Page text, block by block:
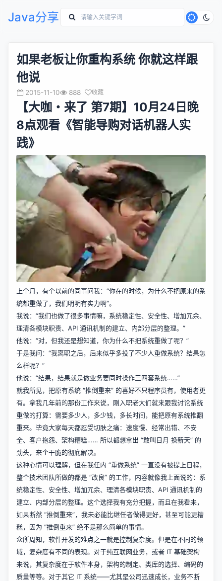
Java分享
如果老板让你重构系统 你就这样跟
他说
2015-11-10 888 收藏
【大咖・来了 第7期】10月24日晚
8点观看《智能导购对话机器人实
践》
上个月，有个以前的同事问我：“你在的时候，为什么不把原来的系
统都重做了，我们明明有实力啊”。
我说：“我们也做了很多事情嘛，系统稳定性、安全性、增加冗余、
理清各模块职责、API 通讯机制的建立、内部分层的整理。”
他说：“对，但我还是想知道，你为什么不把系统重做了呢？”
于是我问：“我离职之后，后来似乎多投了不少人重做系统？结果怎
么样呢？”
他说：“结果，结果就是做业务要同时操作三四套系统……”
就我所见，把原有系统 “推倒重来” 的喜好不只程序员有，使用者更
有。拿我几年前的那份工作来说，刚入职老大们就来跟我讨论系统
重做的打算：需要多少人，多少钱，多长时间，能把原有系统推翻
重来。毕竟大家每天都忍受切肤之痛：速度慢、经常出错、不安
全、客户抱怨、架构糟糕…… 所以都想拿出 “敢叫日月 换新天” 的
劲头，来个干脆的彻底解决。
这种心情可以理解，但在我任内 “重做系统” 一直没有被提上日程，
整个技术团队所做的都是 “改良” 的工作，内容就像我上面说的：系
统稳定性、安全性、增加冗余、理清各模块职责、API 通讯机制的
建立、内部分层的整理。这个选择我有充分把握，而且在我看来，
如果断然 “推倒重来”，我未必能比继任者做得更好，甚至可能更糟
糕，因为 “推倒重来” 绝不是那么简单的事情。
众所周知，软件开发的难点之一就是控制复杂度。但是在不同的领
域，复杂度有不同的表现。对于纯互联网业务，或者 IT 基础架构
来说，其复杂度在于软件本身，架构的制定、类库的选择、编码的
质量等等。对于其它 IT 系统——尤其是公司迅速成长，业务不断